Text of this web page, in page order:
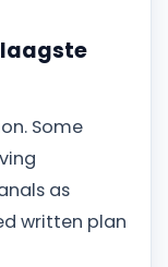
Some
as
written plan